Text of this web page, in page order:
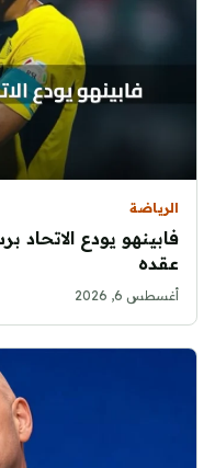
الرياضة
فابينهو يودع الاتحاد
عقده
أغسطس 6, 2026